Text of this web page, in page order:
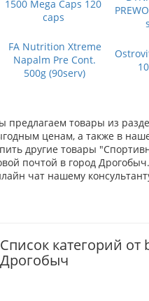
1500 Mega Caps 120
caps
FA Nutrition Xtreme
Napalm Pre Cont.
500g (90serv)
предлагаем товары из
ценам, а также в
другие товары
почтой в город
чат нашему
Список категорий от
Дрогобыч